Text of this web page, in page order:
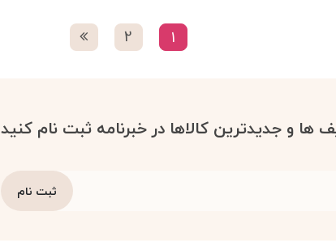
1
2
ها و جدیدترین کالاها در خبرنامه ثبت نام کنید